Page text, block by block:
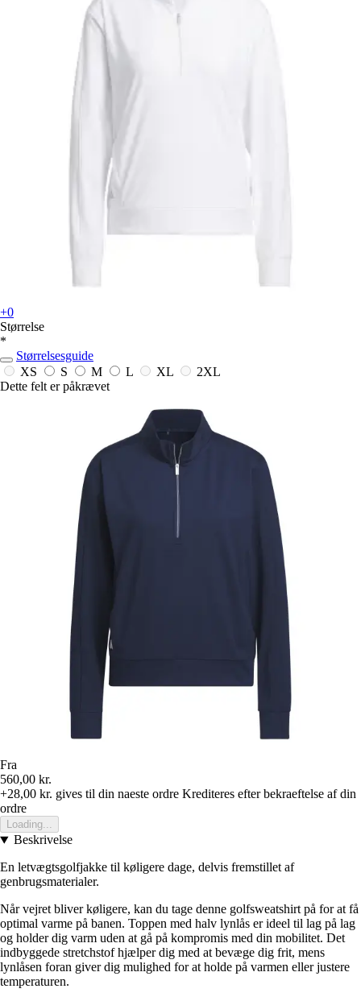
+0
Størrelse
*
Størrelsesguide
XS
S M L XL
2XL
Dette felt er påkrævet
Fra
560,00 kr.
+28,00 kr. gives til din naeste ordre Krediteres efter bekraeftelse af din
ordre
Loading...
Beskrivelse
En letvægtsgolfjakke til køligere dage, delvis fremstillet af
genbrugsmaterialer.
Når vejret bliver køligere, kan du tage denne golfsweatshirt på for at få
optimal varme på banen. Toppen med halv lynlås er ideel til lag på lag
og holder dig varm uden at gå på kompromis med din mobilitet. Det
indbyggede stretchstof hjælper dig med at bevæge dig frit, mens
lynlåsen foran giver dig mulighed for at holde på varmen eller justere
temperaturen.